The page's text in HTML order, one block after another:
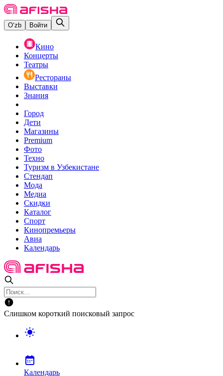
O‘zb Войти
Кино
Концерты
Театры
Рестораны
Выставки
Знания
Город
Дети
Магазины
Premium
Фото
Техно
Туризм в Узбекистане
Стендап
Мода
Медиа
Скидки
Каталог
Спорт
Кинопремьеры
Авиа
Календарь
Слишком короткий поисковый запрос
Календарь